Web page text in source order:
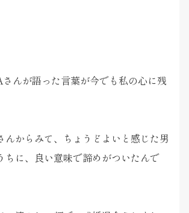
んが語った言葉が今でも私の心に残
んからみて、ちょうどよいと感じた男
ちに、良い意味で諦めがついたんで